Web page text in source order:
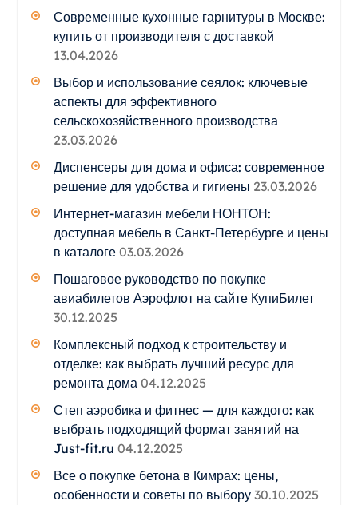
Современные кухонные гарнитуры в Москве:
купить от производителя с доставкой
13.04.2026
Выбор и использование сеялок: ключевые
аспекты для эффективного
сельскохозяйственного производства
23.03.2026
Диспенсеры для дома и офиса: современное
решение для удобства и гигиены 23.03.2026
Интернет-магазин мебели НОНТОН:
доступная мебель в Санкт-Петербурге и цены
в каталоге 03.03.2026
Пошаговое руководство по покупке
авиабилетов Аэрофлот на сайте КупиБилет
30.12.2025
Комплексный подход к строительству и
отделке: как выбрать лучший ресурс для
ремонта дома 04.12.2025
Степ аэробика и фитнес — для каждого: как
выбрать подходящий формат занятий на
Just-fit.ru 04.12.2025
Все о покупке бетона в Кимрах: цены,
особенности и советы по выбору 30.10.2025